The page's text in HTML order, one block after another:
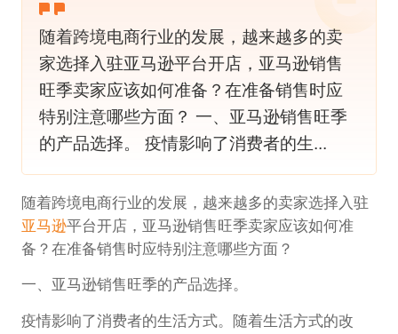
随着跨境电商行业的发展，越来越多的卖
家选择入驻亚马逊平台开店，亚马逊销售
旺季卖家应该如何准备？在准备销售时应
特别注意哪些方面？ 一、亚马逊销售旺季
的产品选择。 疫情影响了消费者的生...
随着跨境电商行业的发展，越来越多的卖家选择入驻
亚马逊平台开店，亚马逊销售旺季卖家应该如何准
备？在准备销售时应特别注意哪些方面？
一、亚马逊销售旺季的产品选择。
疫情影响了消费者的生活方式。随着生活方式的改